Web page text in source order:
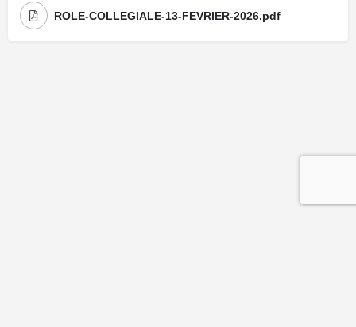
ROLE-COLLEGIALE-13-FEVRIER-2026.pdf